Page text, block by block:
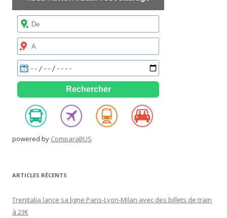
powered by ComparaBUS
ARTICLES RÉCENTS
Trenitalia lance sa ligne Paris-Lyon-Milan avec des billets de train
à 23€